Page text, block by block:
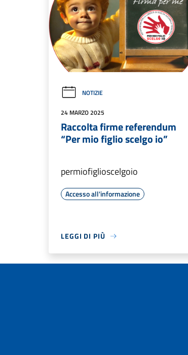
NOTIZIE
24 MARZO 2025
Raccolta firme referendum
“Per mio figlio scelgo io”
permiofiglioscelgoio
Accesso all'informazione
LEGGI DI PIÙ